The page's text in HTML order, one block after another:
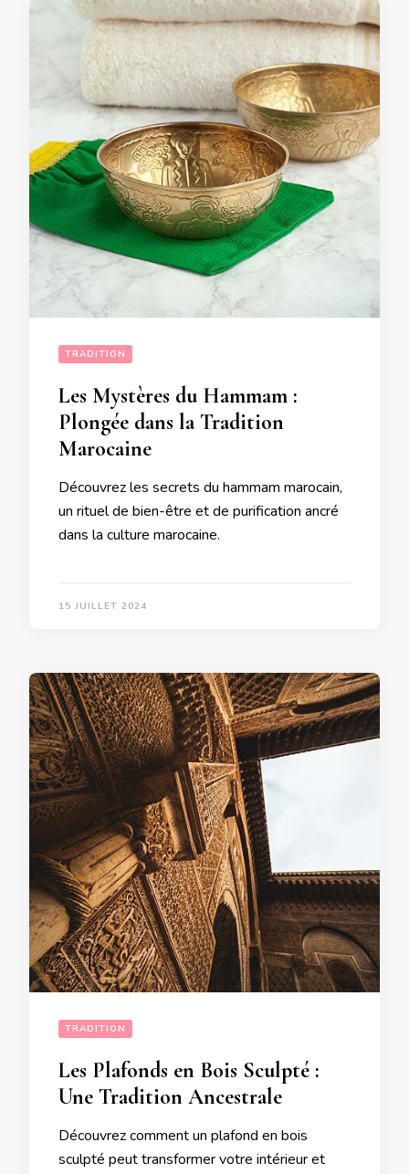
TRADITION
Les Mystères du Hammam :
Plongée dans la Tradition
Marocaine
Découvrez les secrets du hammam marocain,
un rituel de bien-être et de purification ancré
dans la culture marocaine.
15 JUILLET 2024
TRADITION
Les Plafonds en Bois Sculpté :
Une Tradition Ancestrale
Découvrez comment un plafond en bois
sculpté peut transformer votre intérieur et